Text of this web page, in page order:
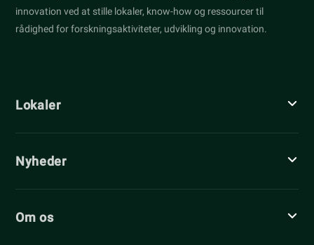
innovation ved at stille lokaler, know-how og ressourcer til
rådighed for forskningsaktiviteter, udvikling og innovation.
Lokaler
Nyheder
Om os